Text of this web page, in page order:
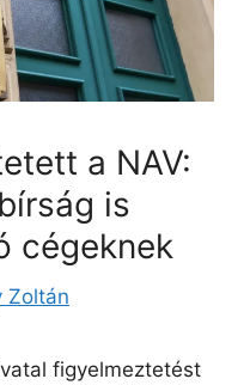
a NAV:
is
cégeknek
Zoltán
figyelmeztetést